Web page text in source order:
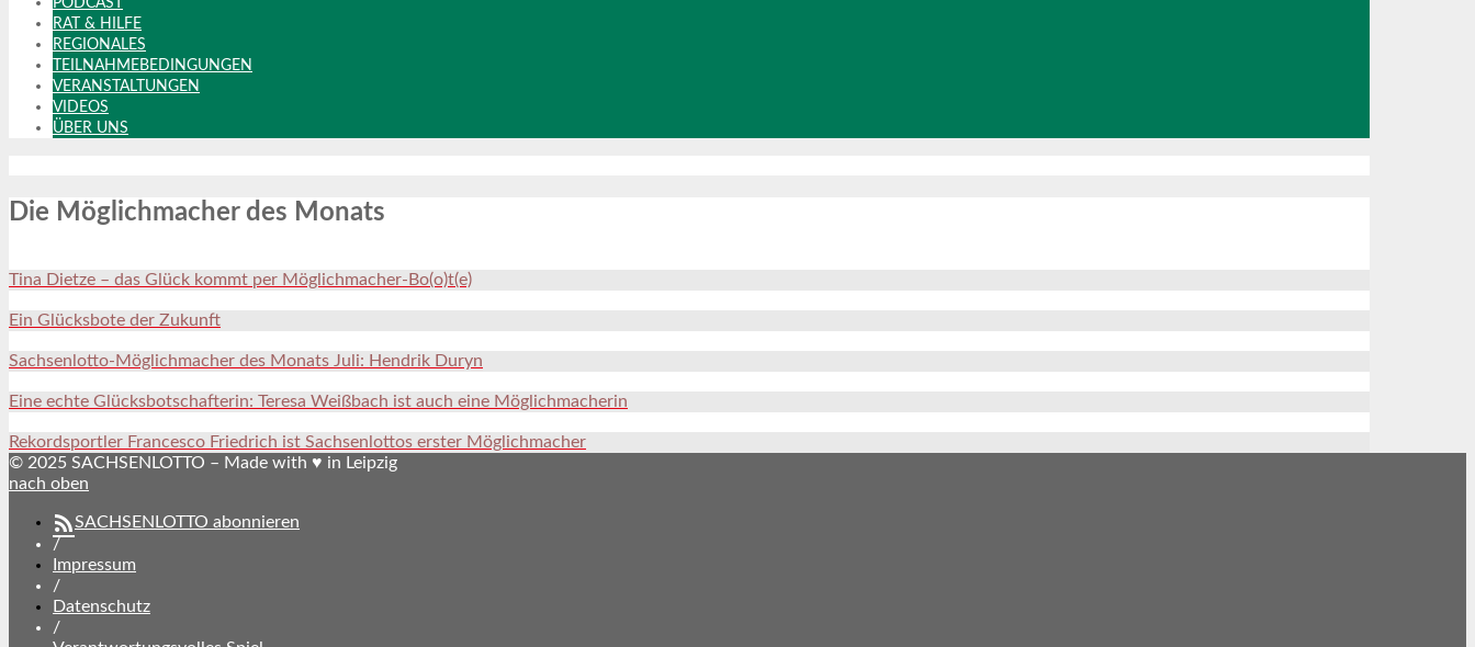
RAT & HILFE
REGIONALES
TEILNAHMEBEDINGUNGEN
VERANSTALTUNGEN
VIDEOS
ÜBER UNS
Die Möglichmacher des Monats
Tina Dietze – das Glück kommt per Möglichmacher-Bo(o)t(e)
Ein Glücksbote der Zukunft
Sachsenlotto-Möglichmacher des Monats Juli: Hendrik Duryn
Eine echte Glücksbotschafterin: Teresa Weißbach ist auch eine Möglichmacherin
Rekordsportler Francesco Friedrich ist Sachsenlottos erster Möglichmacher
© 2025 SACHSENLOTTO – Made with ♥ in Leipzig
nach oben
SACHSENLOTTO abonnieren
/
Impressum
/
Datenschutz
/